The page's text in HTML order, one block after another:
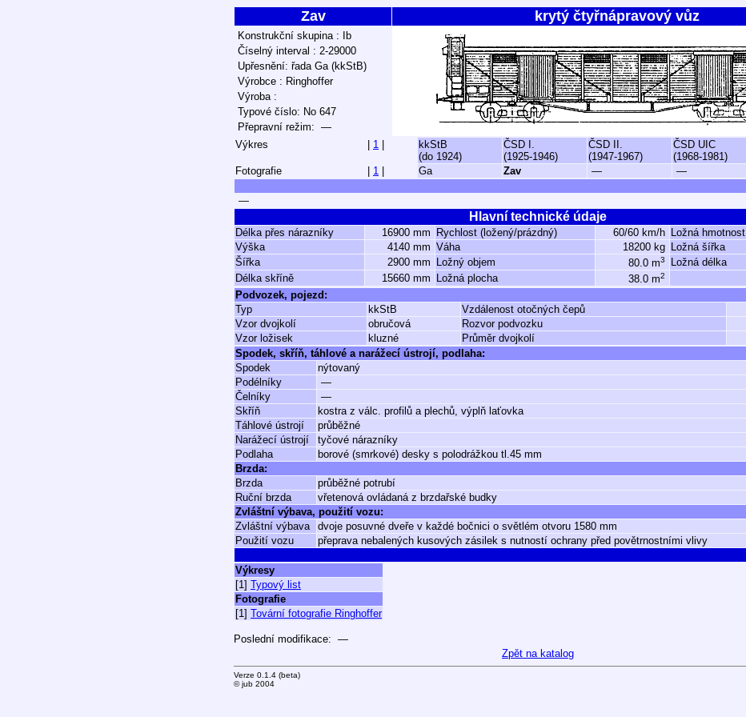
Zav krytý čtyřnápravový vůz
Konstrukční skupina : Ib
Číselný interval : 2-29000
Upřesnění: řada Ga (kkStB)
Výrobce : Ringhoffer
Výroba :
Typové číslo: No 647
Přepravní režim: —
Výkres
1
kkStB
(do 1924)
ČSD I.
(1925-1946)
ČSD II.
(1947-1967)
ČSD UIC
(1968-1981)
Fotografie
1 Ga Zav — —
—
Hlavní technické údaje
Délka přes nárazníky 16900 mm Rychlost (ložený/prázdný) 60/60 km/h Ložná hmotnost
Výška
4140 mm Váha 18200 kg Ložná šířka
Šířka
2900 mm Ložný objem 80.0 m3 Ložná délka
Délka skříně
15660 mm Ložná plocha 38.0 m2
Podvozek, pojezd:
Typ
kkStB Vzdálenost otočných čepů
Vzor dvojkolí
obručová Rozvor podvozku
Vzor ložisek
kluzné Průměr dvojkolí
Spodek, skříň, táhlové a narážecí ústrojí, podlaha:
Spodek
nýtovaný
Podélníky
—
Čelníky
—
Skříň
kostra z válc. profilů a plechů, výplň laťovka
Táhlové ústrojí
průběžné
Narážecí ústrojí
tyčové nárazníky
Podlaha
borové (smrkové) desky s polodrážkou tl.45 mm
Brzda:
Brzda
průběžné potrubí
Ruční brzda
vřetenová ovládaná z brzdařské budky
Zvláštní výbava, použití vozu:
Zvláštní výbava
dvoje posuvné dveře v každé bočnici o světlém otvoru 1580 mm
Použití vozu
přeprava nebalených kusových zásilek s nutností ochrany před povětrnostními vlivy
Výkresy
[1] Typový list
Fotografie
[1] Tovární fotografie Ringhoffer
Poslední modifikace: —
Zpět na katalog
Verze 0.1.4 (beta)
© jub 2004